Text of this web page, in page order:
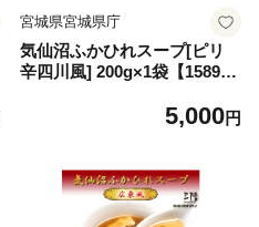
宮城県宮城県庁
気仙沼ふかひれスープ[ピリ
辛四川風] 200g×1袋【158950
5,000円